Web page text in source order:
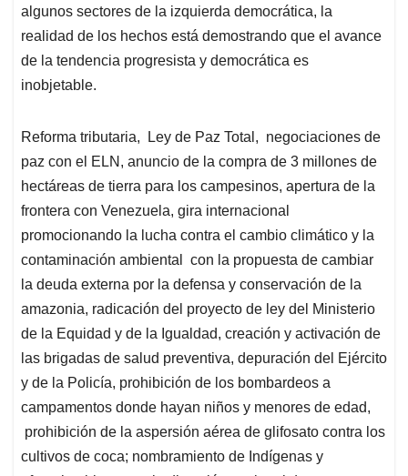
algunos sectores de la izquierda democrática, la
realidad de los hechos está demostrando que el avance
de la tendencia progresista y democrática es
inobjetable.
Reforma tributaria, Ley de Paz Total, negociaciones de
paz con el ELN, anuncio de la compra de 3 millones de
hectáreas de tierra para los campesinos, apertura de la
frontera con Venezuela, gira internacional
promocionando la lucha contra el cambio climático y la
contaminación ambiental con la propuesta de cambiar
la deuda externa por la defensa y conservación de la
amazonia, radicación del proyecto de ley del Ministerio
de la Equidad y de la Igualdad, creación y activación de
las brigadas de salud preventiva, depuración del Ejército
y de la Policía, prohibición de los bombardeos a
campamentos donde hayan niños y menores de edad,
prohibición de la aspersión aérea de glifosato contra los
cultivos de coca; nombramiento de Indígenas y